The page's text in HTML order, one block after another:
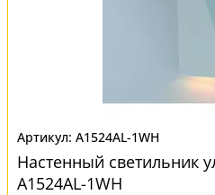
A1524AL-1WH
Настенный светильник
A1524AL-1WH